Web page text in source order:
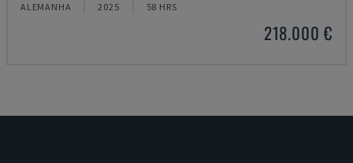
ALEMANHA 2025 58 HRS
218.000 €